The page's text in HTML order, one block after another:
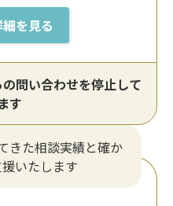
を見る
問い合わせを停止して
す
きた相談実績と確か
いたします